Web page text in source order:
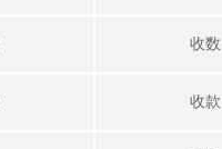
收数
收款